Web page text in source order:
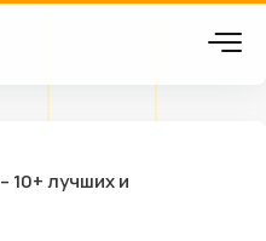
– 10+ лучших и